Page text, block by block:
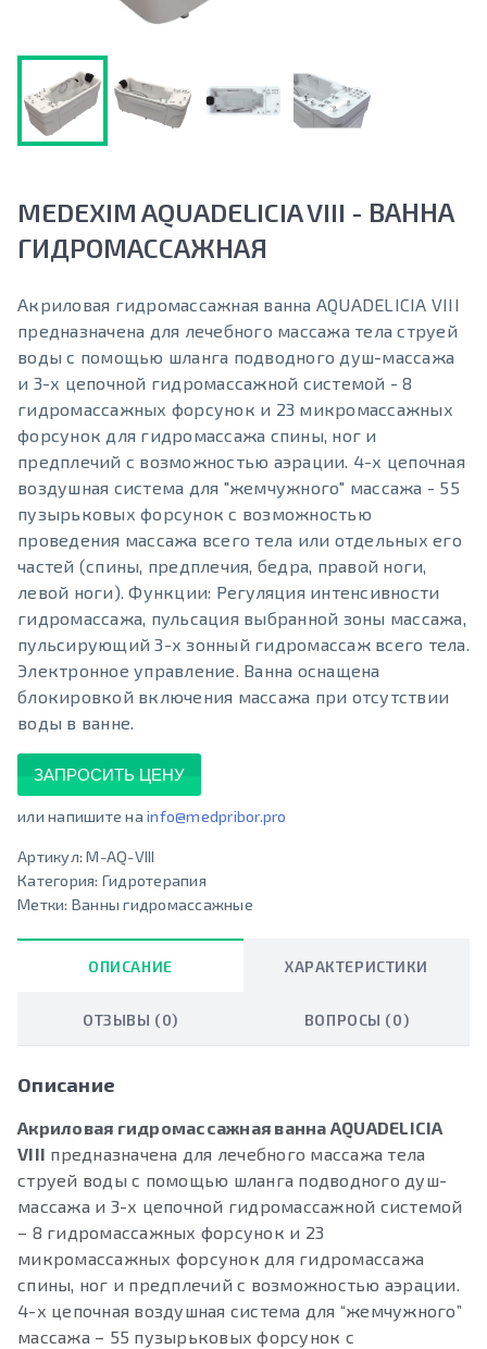
MEDEXIM AQUADELICIA VIII - ВАННА
ГИДРОМАССАЖНАЯ
Акриловая гидромассажная ванна AQUADELICIA VIII
предназначена для лечебного массажа тела струей
воды с помощью шланга подводного душ-массажа
и 3-х цепочной гидромассажной системой - 8
гидромассажных форсунок и 23 микромассажных
форсунок для гидромассажа спины, ног и
предплечий с возможностью аэрации. 4-х цепочная
воздушная система для "жемчужного" массажа - 55
пузырьковых форсунок с возможностью
проведения массажа всего тела или отдельных его
частей (спины, предплечия, бедра, правой ноги,
левой ноги). Функции: Регуляция интенсивности
гидромассажа, пульсация выбранной зоны массажа,
пульсирующий 3-х зонный гидромассаж всего тела.
Электронное управление. Ванна оснащена
блокировкой включения массажа при отсутствии
воды в ванне.
ЗАПРОСИТЬ ЦЕНУ
или напишите на info@medpribor.pro
Артикул:M-AQ-VIII
Категория: Гидротерапия
Метки: Ванны гидромассажные
ОПИСАНИЕ ХАРАКТЕРИСТИКИ
ОТЗЫВЫ (0) ВОПРОСЫ (0)
Описание
Акриловая гидромассажная ванна AQUADELICIA
VIII предназначена для лечебного массажа тела
струей воды с помощью шланга подводного душ-
массажа и 3-х цепочной гидромассажной системой
– 8 гидромассажных форсунок и 23
микромассажных форсунок для гидромассажа
спины, ног и предплечий с возможностью аэрации.
4-х цепочная воздушная система для “жемчужного”
массажа – 55 пузырьковых форсунок с